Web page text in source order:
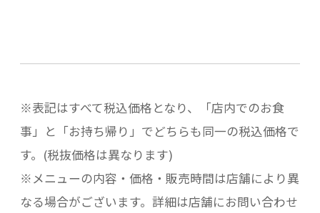
※表記はすべて税込価格となり、「店内でのお食
事」と「お持ち帰り」でどちらも同一の税込価格で
す。(税抜価格は異なります)
※メニューの内容・価格・販売時間は店舗により異
なる場合がございます。詳細は店舗にお問い合わせ